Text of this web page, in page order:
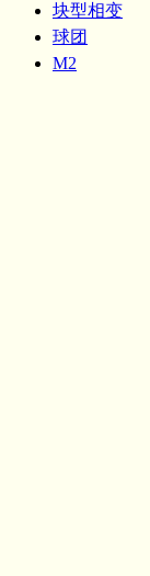
块型相变
球团
M2